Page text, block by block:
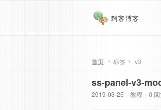
首页 标签 v3
ss-panel-v3-
2019-03-25 · 教程 · 0